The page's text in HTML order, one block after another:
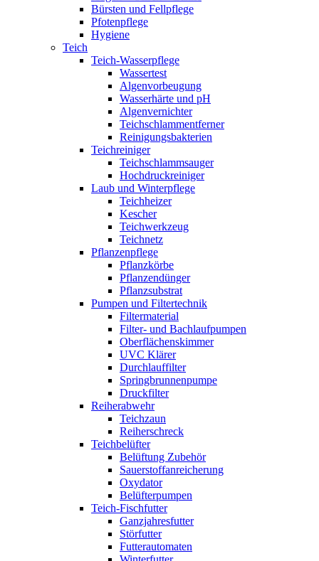
Bürsten und Fellpflege
Pfotenpflege
Hygiene
Teich
Teich-Wasserpflege
Wassertest
Algenvorbeugung
Wasserhärte und pH
Algenvernichter
Teichschlammentferner
Reinigungsbakterien
Teichreiniger
Teichschlammsauger
Hochdruckreiniger
Laub und Winterpflege
Teichheizer
Kescher
Teichwerkzeug
Teichnetz
Pflanzenpflege
Pflanzkörbe
Pflanzendünger
Pflanzsubstrat
Pumpen und Filtertechnik
Filtermaterial
Filter- und Bachlaufpumpen
Oberflächenskimmer
UVC Klärer
Durchlauffilter
Springbrunnenpumpe
Druckfilter
Reiherabwehr
Teichzaun
Reiherschreck
Teichbelüfter
Belüftung Zubehör
Sauerstoffanreicherung
Oxydator
Belüfterpumpen
Teich-Fischfutter
Ganzjahresfutter
Störfutter
Futterautomaten